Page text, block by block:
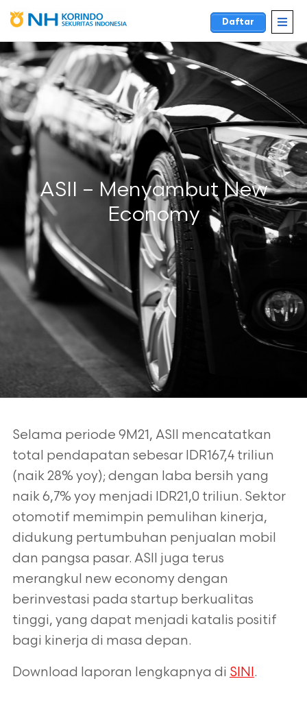
Daftar
ASII – Menyambut New
Economy
Selama periode 9M21, ASII mencatatkan
total pendapatan sebesar IDR167,4 triliun
(naik28% yoy); dengan laba bersih yang
naik 6,7% yoy menjadi IDR21,0 triliun. Sektor
otomotif memimpin pemulihan kinerja,
didukung pertumbuhan penjualan mobil
dan pangsa pasar. ASII juga terus
merangkul new economy dengan
berinvestasi pada startup berkualitas
tinggi, yang dapat menjadi katalis positif
bagi kinerja di masa depan.
Download laporan lengkapnya di SINI.